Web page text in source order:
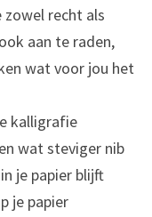
recht als
aan te raden,
wat voor jou het
kalligrafie
wat steviger nib
je papier blijft
je papier